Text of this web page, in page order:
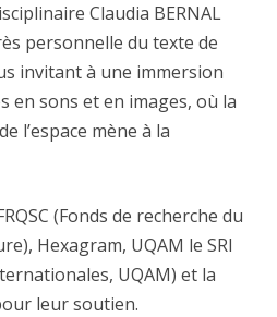
Claudia BERNAL
personnelle du texte de
invitant à une immersion
en sons et en images, où la
l’espace mène à la
(Fonds de recherche du
Hexagram, UQAM le SRI
UQAM) et la
leur soutien.